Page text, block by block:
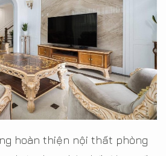
hoàn thiện nội thất phòng